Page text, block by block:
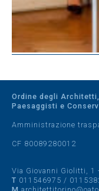
Ordine degli
Paesaggisti e
Amministrazione
CF 80089280012
Via Giovanni Giolitti, 1
T 011546975 /